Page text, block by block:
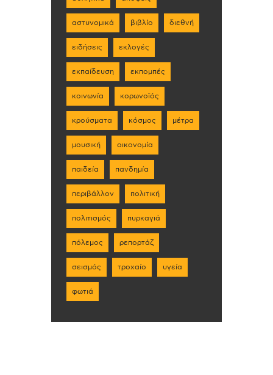
αστυνομικά βιβλίο διεθνή
ειδήσεις εκλογές
εκπαίδευση εκπομπές
κοινωνία κορωνοϊός
κρούσματα κόσμος μέτρα
μουσική οικονομία
παιδεία πανδημία
περιβάλλον πολιτική
πολιτισμός πυρκαγιά
πόλεμος ρεπορτάζ
σεισμός τροχαίο υγεία
φωτιά